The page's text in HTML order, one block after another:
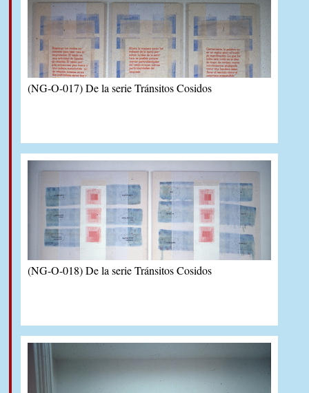
(NG-O-017) De la serie Tránsitos Cosidos
(NG-O-018) De la serie Tránsitos Cosidos